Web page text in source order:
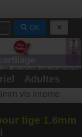
OK
Adultes
vis interne
tige 1.6mm